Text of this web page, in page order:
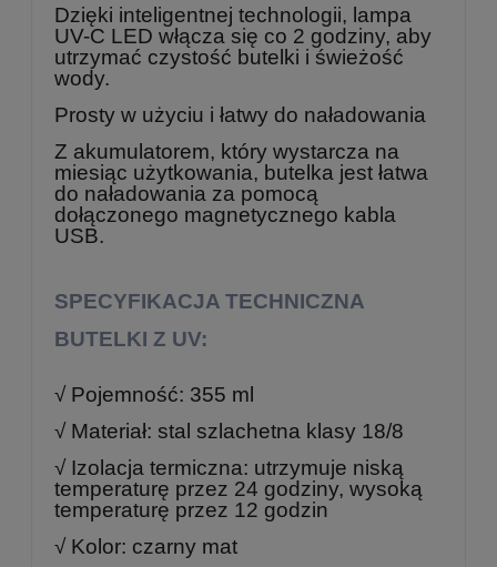
Dzięki inteligentnej technologii, lampa
UV-C LED włącza się co 2 godziny, aby
utrzymać czystość butelki i świeżość
wody.
Prosty w użyciu i łatwy do naładowania
Z akumulatorem, który wystarcza na
miesiąc użytkowania, butelka jest łatwa
do naładowania za pomocą
dołączonego magnetycznego kabla
USB.
SPECYFIKACJA TECHNICZNA
BUTELKI Z UV:
√ Pojemność: 355 ml
√ Materiał: stal szlachetna klasy 18/8
√ Izolacja termiczna: utrzymuje niską
temperaturę przez 24 godziny, wysoką
temperaturę przez 12 godzin
√ Kolor: czarny mat